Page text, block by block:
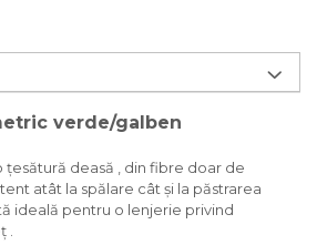
verde/galben
țesătură deasă , din fibre doar de
atât la spălare cât și la păstrarea
ideală pentru o lenjerie privind